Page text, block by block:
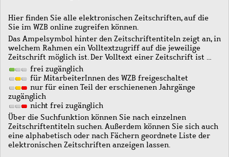
Hier finden Sie alle elektronischen Zeitschriften, auf die
Sie im WZB online zugreifen können.
Das Ampelsymbol hinter den Zeitschriftentiteln zeigt an, in
welchem Rahmen ein Volltextzugriff auf die jeweilige
Zeitschrift möglich ist. Der Volltext einer Zeitschrift ist …
frei zugänglich
für MitarbeiterInnen des WZB freigeschaltet
nur für einen Teil der erschienenen Jahrgänge
zugänglich
nicht frei zugänglich
Über die Suchfunktion können Sie nach einzelnen
Zeitschriftentiteln suchen. Außerdem können Sie sich auch
eine alphabetisch oder nach Fächern geordnete Liste der
elektronischen Zeitschriften anzeigen lassen.